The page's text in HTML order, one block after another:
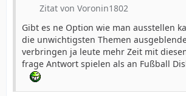
Zitat von Voronin1802
Gibt es ne Option wie man ausstellen
die unwichtigsten Themen
verbringen ja leute mehr Zeit mit
frage Antwort spielen als an Fußball